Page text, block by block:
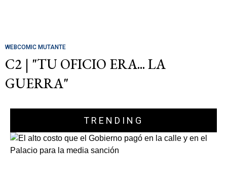
WEBCOMIC MUTANTE
C2 | "TU OFICIO ERA... LA
GUERRA"
TRENDING